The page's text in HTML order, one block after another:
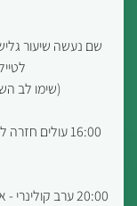
שם נעשה שיעור
(שימו לב
16:00 עולים
20:00 ערב קולינרי - ארוחת ערב במסעדה שף טעימה (כלול בחבילה)